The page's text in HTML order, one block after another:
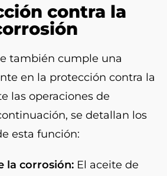
contra la
también cumple una
en la protección contra la
las operaciones de
se detallan los
esta función:
la corrosión: El aceite de